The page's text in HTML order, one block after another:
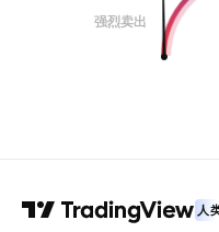
强烈卖出
人